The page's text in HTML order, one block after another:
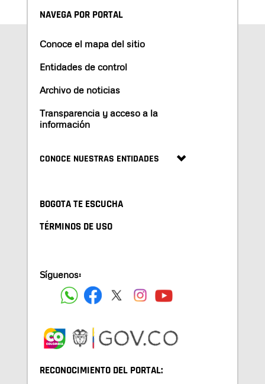
NAVEGA POR PORTAL
Conoce el mapa del sitio
Entidades de control
Archivo de noticias
Transparencia y acceso a la
información
CONOCE NUESTRAS ENTIDADES
BOGOTA TE ESCUCHA
TÉRMINOS DE USO
Síguenos:
RECONOCIMIENTO DEL PORTAL: